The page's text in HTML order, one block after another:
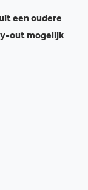
een oudere
out mogelijk